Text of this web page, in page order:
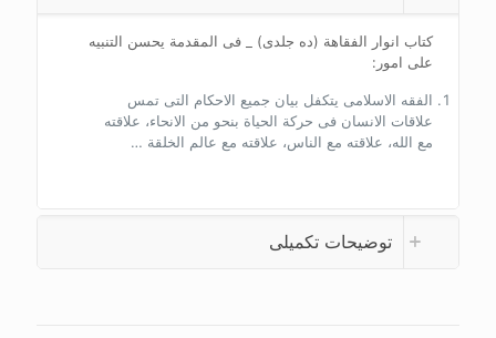
کتاب انوار الفقاهة (ده جلدی) _ فی المقدمة یحسن التنبیه
علی امور:
الفقه الاسلامی یتکفل بیان جمیع الاحکام التی تمس
علاقات الانسان فی حرکة الحیاة بنحو من الانحاء، علاقته
مع الله، علاقته مع الناس، علاقته مع عالم الخلقة …
توضیحات تکمیلی